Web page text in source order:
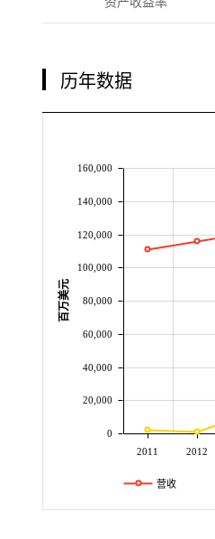
历年数据
2011 2012
0
20,000
40,000
60,000
80,000
100,000
120,000
140,000
160,000
百万美元
营收